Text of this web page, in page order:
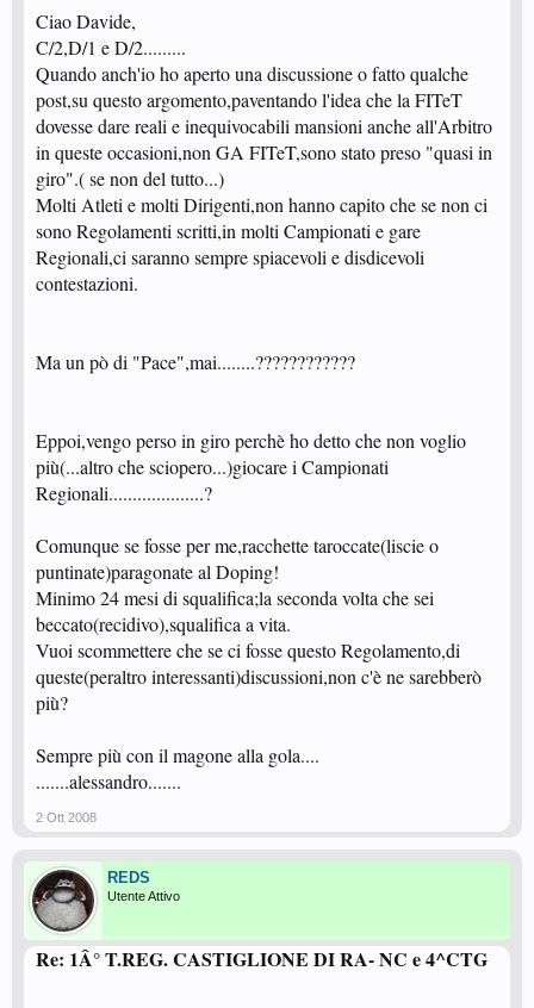
Ciao Davide,
C/2,D/1 e D/2.........
Quando anch'io ho aperto una discussione o fatto qualche
post,su questo argomento,paventando l'idea che la FITeT
dovesse dare reali e inequivocabili mansioni anche all'Arbitro
in queste occasioni,non GA FITeT,sono stato preso "quasi in
giro".( se non del tutto...)
Molti Atleti e molti Dirigenti,non hanno capito che se non ci
sono Regolamenti scritti,in molti Campionati e gare
Regionali,ci saranno sempre spiacevoli e disdicevoli
contestazioni.
Ma un pò di "Pace",mai........????????????
Eppoi,vengo perso in giro perchè ho detto che non voglio
più(...altro che sciopero...)giocare i Campionati
Regionali....................?
Comunque se fosse per me,racchette taroccate(liscie o
puntinate)paragonate al Doping!
Minimo 24 mesi di squalifica;la seconda volta che sei
beccato(recidivo),squalifica a vita.
Vuoi scommettere che se ci fosse questo Regolamento,di
queste(peraltro interessanti)discussioni,non c'è ne sarebberò
più?
Sempre più con il magone alla gola....
.......alessandro.......
2 Ott 2008
REDS
Utente Attivo
Re: 1Â° T.REG. CASTIGLIONE DI RA- NC e 4^CTG